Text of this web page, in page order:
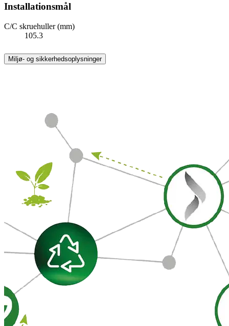
Installationsmål
C/C skruehuller (mm)
105.3
Miljø- og sikkerhedsoplysninger